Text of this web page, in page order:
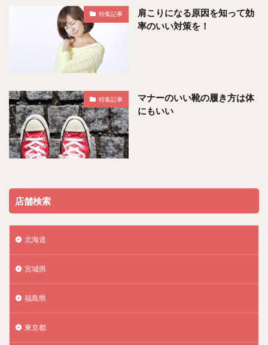
特集記事
肩こりになる原因を知って効
率のいい対策を！
特集記事
マナーのいい靴の履き方は体
にもいい
店舗検索
北海道
宮城県
福島県
東京都